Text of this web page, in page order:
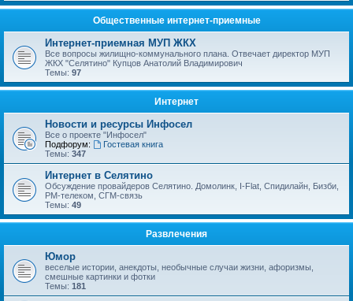
Общественные интернет-приемные
Интернет-приемная МУП ЖКХ
Все вопросы жилищно-коммунального плана. Отвечает директор МУП
ЖКХ "Селятино" Купцов Анатолий Владимирович
Темы: 97
Интернет
Новости и ресурсы Инфосел
Все о проекте "Инфосел"
Подфорум:
Гостевая книга
Темы: 347
Интернет в Селятино
Обсуждение провайдеров Селятино. Домолинк, I-Flat, Спидилайн, Бизби,
РМ-телеком, СГМ-связь
Темы: 49
Развлечения
Юмор
веселые истории, анекдоты, необычные случаи жизни, афоризмы,
смешные картинки и фотки
Темы: 181